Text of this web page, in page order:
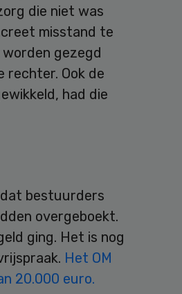
die niet was
misstand te
gezegd
rechter. Ook de
had die
bestuurders
overgeboekt.
ging. Het is nog
Het OM
20.000 euro.